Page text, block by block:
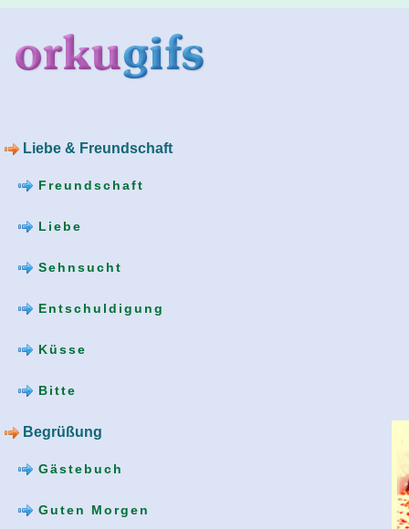
Liebe & Freundschaft
Freundschaft
Liebe
Sehnsucht
Entschuldigung
Küsse
Bitte
Begrüßung
Gästebuch
Guten Morgen